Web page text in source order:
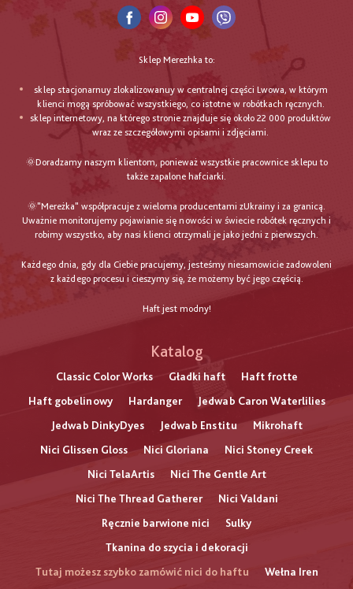
Sklep Merezhka to:
sklep stacjonarnuy zlokalizowanuy w centralnej części Lwowa, w którym
klienci mogą spróbować wszystkiego, co istotne w robótkach ręcznych.
sklep internetowy, na którego stronie znajduje się około 22 000 produktów
wraz ze szczegółowymi opisami i zdjęciami.
🌞Doradzamy naszym klientom, ponieważ wszystkie pracownice sklepu to
także zapalone hafciarki.
🌞"Mereżka" współpracuje z wieloma producentami zUkrainy i za granicą.
Uważnie monitorujemy pojawianie się nowości w świecie robótek ręcznych i
robimy wszystko, aby nasi klienci otrzymali je jako jedni z pierwszych.
Każdego dnia, gdy dla Ciebie pracujemy, jesteśmy niesamowicie zadowoleni
z każdego procesu i cieszymy się, że możemy być jego częścią.
Haft jest modny!
Katalog
Classic Color Works Gładki haft
Haft frotte
Haft gobelinowy
Hardanger
Jedwab Caron Waterlilies
Jedwab DinkyDyes
Jedwab Enstitu
Mikrohaft
Nici Glissen Gloss
Nici Gloriana
Nici Stoney Creek
Nici TelaArtis
Nici The Gentle Art
Nici The Thread Gatherer
Nici Valdani
Ręcznie barwione nici
Sulky
Tkanina do szycia i dekoracji
Tutaj możesz szybko zamówić nici do haftu
Wełna Iren